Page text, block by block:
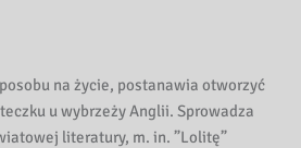
na życie, postanawia otworzyć
u wybrzeży Anglii. Sprowadza
literatury, m. in. ”Lolitę”